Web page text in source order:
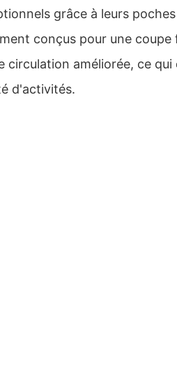
grâce à leurs
conçus pour une
circulation améliorée, ce
d'activités.